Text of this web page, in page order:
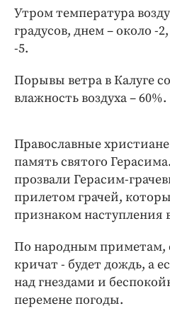
Клиника года
Бренд года
Утром температура
градусов, днем – около -
-5.
Порывы ветра в Калуге
влажность воздуха – 60%.
Православные
память святого
прозвали Герасим-
прилетом грачей,
признаком наступления
По народным приметам,
кричат - будет дождь, а
над гнездами и
перемене погоды.